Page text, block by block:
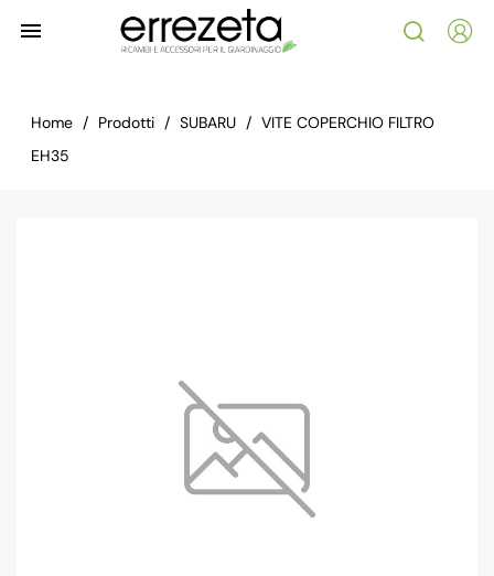

Home Prodotti SUBARU
VITE COPERCHIO FILTRO
EH35